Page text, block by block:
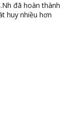
đã hoàn thành
huy nhiều hơn